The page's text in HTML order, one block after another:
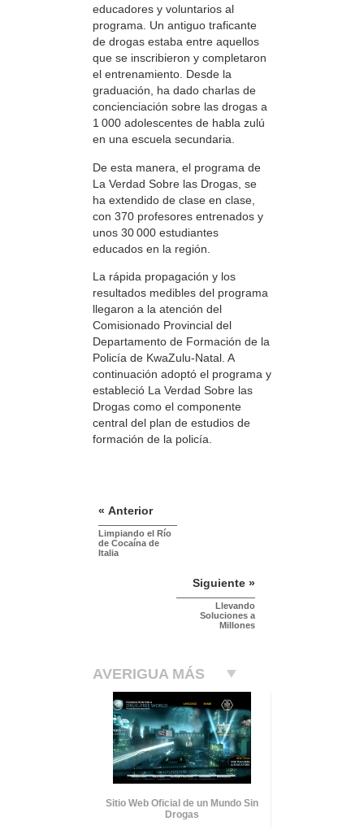
educadores y voluntarios al
programa. Un antiguo traficante
de drogas estaba entre aquellos
que se inscribieron y completaron
el entrenamiento. Desde la
graduación, ha dado charlas de
concienciación sobre las drogas a
1 000 adolescentes de habla zulú
en una escuela secundaria.
De esta manera, el programa de
La Verdad Sobre las Drogas, se
ha extendido de clase en clase,
con 370 profesores entrenados y
unos 30 000 estudiantes
educados en la región.
La rápida propagación y los
resultados medibles del programa
llegaron a la atención del
Comisionado Provincial del
Departamento de Formación de la
Policía de KwaZulu-Natal. A
continuación adoptó el programa y
estableció La Verdad Sobre las
Drogas como el componente
central del plan de estudios de
formación de la policía.
« Anterior
Limpiando el Río
de Cocaína de
Italia
Siguiente »
Llevando
Soluciones a
Millones
AVERIGUA MÁS
Sitio Web Oficial de un Mundo Sin
Drogas